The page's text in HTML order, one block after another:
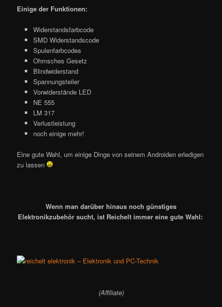
Einige der Funktionen:
Widerstandsfarbcode
SMD Widerstandscode
Spulenfarbcodes
Ohmsches Gesetz
Blindwiderstand
Spannungsteiler
Vorwiderstände LED
NE 555
LM 317
Verlustleistung
noch einige mehr!
Eine gute Wahl, um einige Dinge von seinem Androiden erledigen
zu lassen
Wenn man darüber hinaus noch günstiges
Elektronikzubehör sucht, ist Reichelt immer eine gute Wahl:
(Affiliate)